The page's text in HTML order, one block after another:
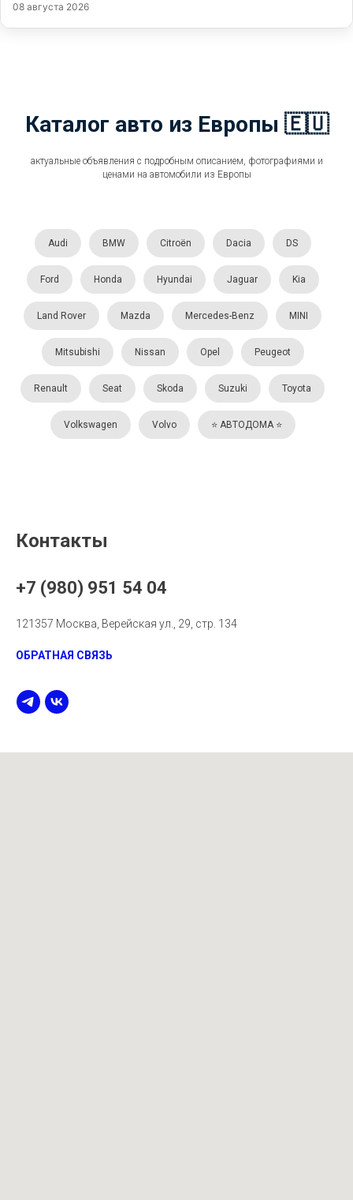
08 августа 2026
Каталог авто из Европы 🇪🇺
актуальные объявления с подробным описанием, фотографиями и
ценами на автомобили из Европы
Audi BMW Citroën Dacia DS
Ford Honda Hyundai Jaguar Kia
Land Rover Mazda Mercedes-Benz MINI
Mitsubishi Nissan Opel Peugeot
Renault Seat Skoda Suzuki Toyota
Volkswagen Volvo ⭐️ АВТОДОМА ⭐️
Контакты
+7 (980) 951 54 04
121357 Москва, Верейская ул., 29, стр. 134
ОБРАТНАЯ СВЯЗЬ